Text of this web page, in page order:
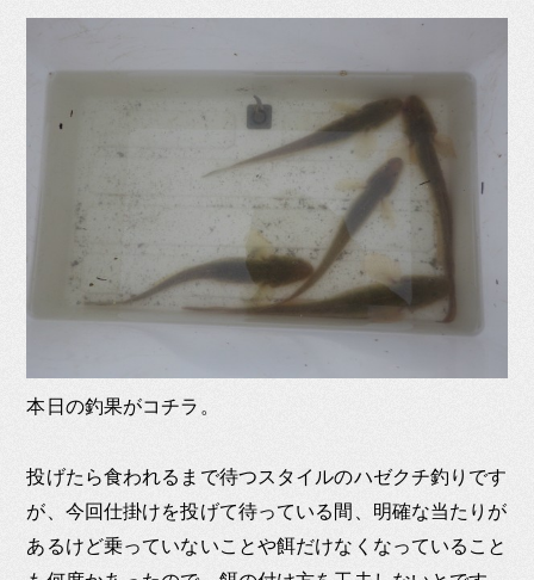
本日の釣果がコチラ。
投げたら食われるまで待つスタイルのハゼクチ釣りです
が、今回仕掛けを投げて待っている間、明確な当たりが
あるけど乗っていないことや餌だけなくなっていること